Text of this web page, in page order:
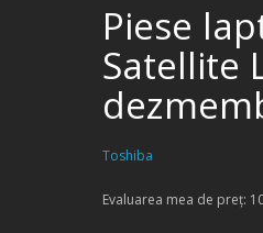
Piese
Satellite
Toshiba
Evaluarea mea de preţ: